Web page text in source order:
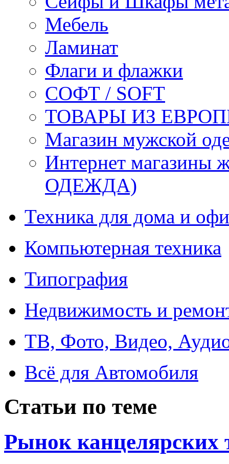
Мебель
Ламинат
Флаги и флажки
СОФТ / SOFT
ТОВАРЫ ИЗ
Магазин мужской
Интернет
ОДЕЖДА)
Техника для дома и
Компьютерная техника
Типография
Недвижимость и
ТВ, Фото, Видео,
Всё для Автомобиля
Статьи по теме
Рынок канцелярских